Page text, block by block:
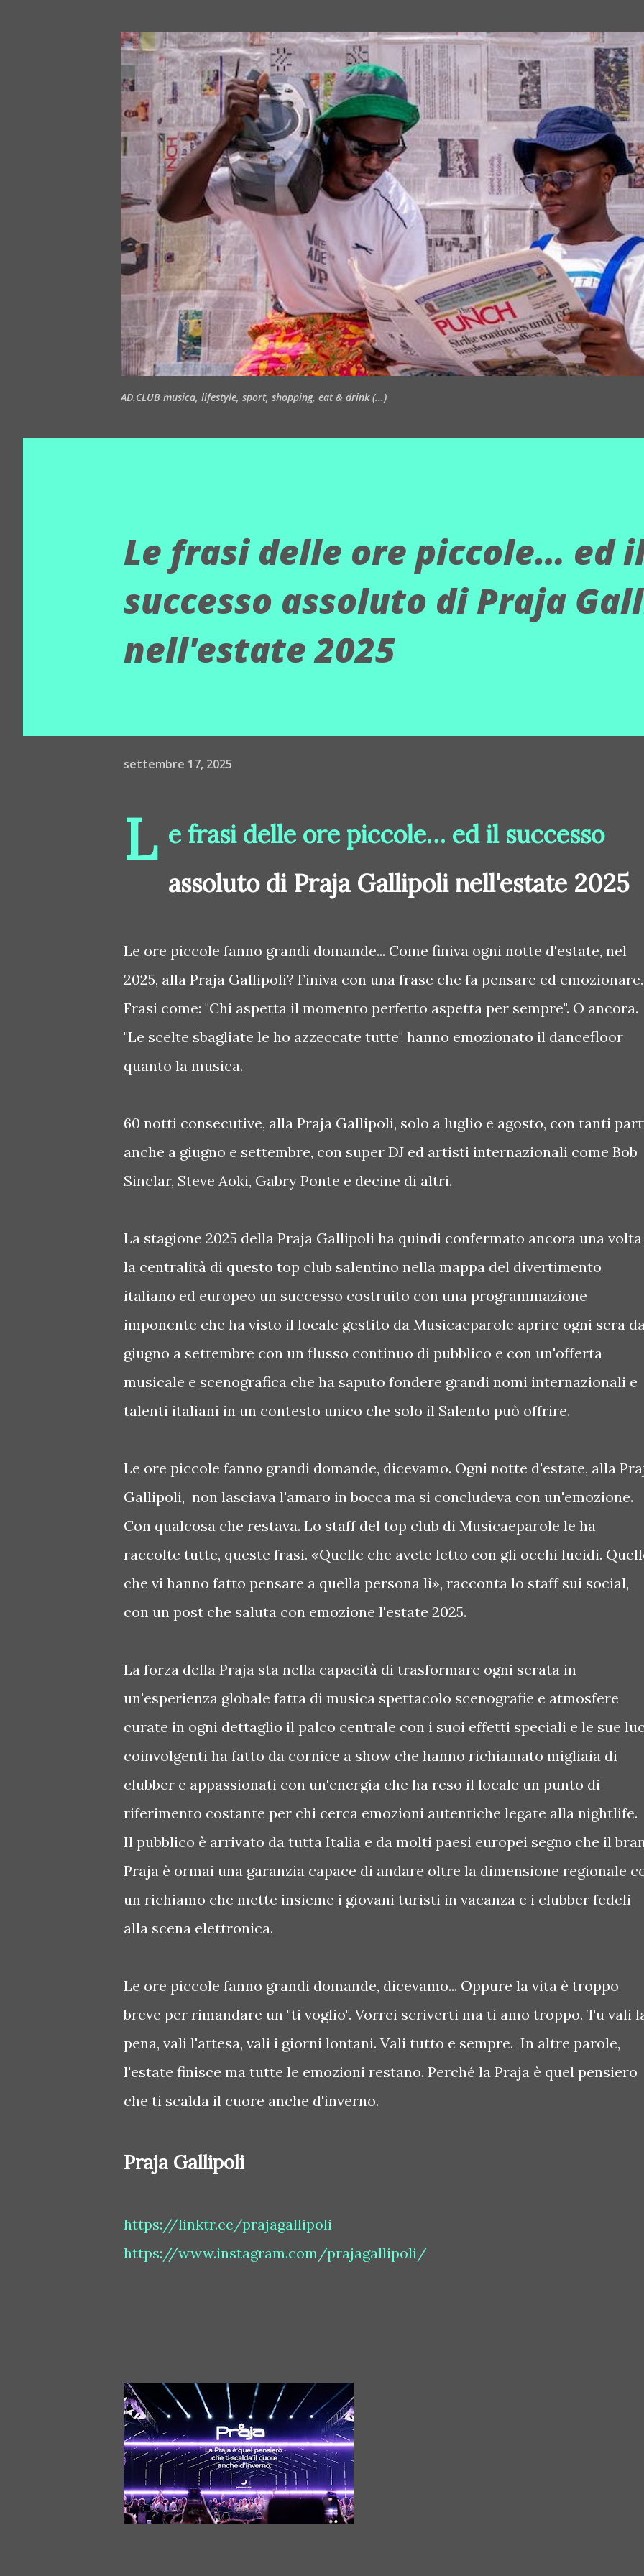
AD.CLUB musica, lifestyle, sport, shopping, eat & drink (...)
Le frasi delle ore piccole… ed
successo assoluto di Praja
nell'estate 2025
settembre 17, 2025
L e frasi delle ore piccole… ed il successo
assoluto di Praja Gallipoli nell'estate 2025
Le ore piccole fanno grandi domande... Come finiva ogni notte d'estate, nel
2025, alla Praja Gallipoli? Finiva con una frase che fa pensare ed emozionare.
Frasi come: "Chi aspetta il momento perfetto aspetta per sempre". O ancora.
"Le scelte sbagliate le ho azzeccate tutte" hanno emozionato il dancefloor
quanto la musica.
60 notti consecutive, alla Praja Gallipoli, solo a luglio e agosto, con tanti
anche a giugno e settembre, con super DJ ed artisti internazionali come Bob
Sinclar, Steve Aoki, Gabry Ponte e decine di altri.
La stagione 2025 della Praja Gallipoli ha quindi confermato ancora una volta
la centralità di questo top club salentino nella mappa del divertimento
italiano ed europeo un successo costruito con una programmazione
imponente che ha visto il locale gestito da Musicaeparole aprire ogni sera
giugno a settembre con un flusso continuo di pubblico e con un'offerta
musicale e scenografica che ha saputo fondere grandi nomi internazionali e
talenti italiani in un contesto unico che solo il Salento può offrire.
Le ore piccole fanno grandi domande, dicevamo. Ogni notte d'estate, alla
Gallipoli, non lasciava l'amaro in bocca ma si concludeva con un'emozione.
Con qualcosa che restava. Lo staff del top club di Musicaeparole le ha
raccolte tutte, queste frasi. «Quelle che avete letto con gli occhi lucidi.
che vi hanno fatto pensare a quella persona lì», racconta lo staff sui social,
con un post che saluta con emozione l'estate 2025.
La forza della Praja sta nella capacità di trasformare ogni serata in
un'esperienza globale fatta di musica spettacolo scenografie e atmosfere
curate in ogni dettaglio il palco centrale con i suoi effetti speciali e le sue
coinvolgenti ha fatto da cornice a show che hanno richiamato migliaia di
clubber e appassionati con un'energia che ha reso il locale un punto di
riferimento costante per chi cerca emozioni autentiche legate alla nightlife.
Il pubblico è arrivato da tutta Italia e da molti paesi europei segno che il
Praja è ormai una garanzia capace di andare oltre la dimensione regionale
un richiamo che mette insieme i giovani turisti in vacanza e i clubber fedeli
alla scena elettronica.
Le ore piccole fanno grandi domande, dicevamo... Oppure la vita è troppo
breve per rimandare un "ti voglio". Vorrei scriverti ma ti amo troppo. Tu vali
pena, vali l'attesa, vali i giorni lontani. Vali tutto e sempre. In altre parole,
l'estate finisce ma tutte le emozioni restano. Perché la Praja è quel pensiero
che ti scalda il cuore anche d'inverno.
Praja Gallipoli
https://linktr.ee/prajagallipoli
https://www.instagram.com/prajagallipoli/